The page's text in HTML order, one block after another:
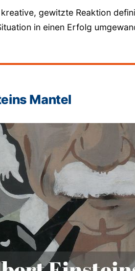
gewitzte Reaktion
in einen Erfolg
Mantel